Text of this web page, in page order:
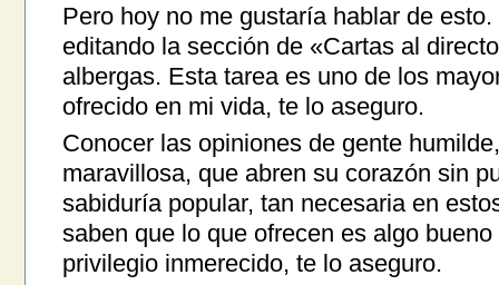
Pero hoy no me gustaría hablar de
editando la sección de «Cartas al
albergas. Esta tarea es uno de los
ofrecido en mi vida, te lo aseguro.
Conocer las opiniones de gente
maravillosa, que abren su corazón sin
sabiduría popular, tan necesaria en
saben que lo que ofrecen es algo
privilegio inmerecido, te lo aseguro.